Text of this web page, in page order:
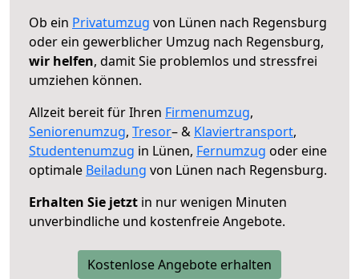
Ob ein Privatumzug von Lünen nach Regensburg
oder ein gewerblicher Umzug nach Regensburg,
wir helfen, damit Sie problemlos und stressfrei
umziehen können.
Allzeit bereit für Ihren Firmenumzug,
Seniorenumzug, Tresor– & Klaviertransport,
Studentenumzug in Lünen, Fernumzug oder eine
optimale Beiladung von Lünen nach Regensburg.
Erhalten Sie jetzt in nur wenigen Minuten
unverbindliche und kostenfreie Angebote.
Kostenlose Angebote erhalten